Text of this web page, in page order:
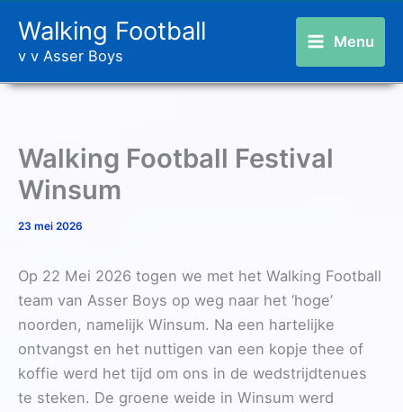
naar
inhoud
Walking Football
v v Asser Boys
Menu
Walking Football Festival
Winsum
23 mei 2026
Op 22 Mei 2026 togen we met het Walking Football
team van Asser Boys op weg naar het ‘hoge’
noorden, namelijk Winsum. Na een hartelijke
ontvangst en het nuttigen van een kopje thee of
koffie werd het tijd om ons in de wedstrijdtenues
te steken. De groene weide in Winsum werd